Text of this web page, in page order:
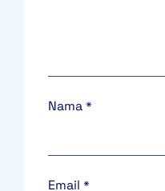
Nama *
Email *